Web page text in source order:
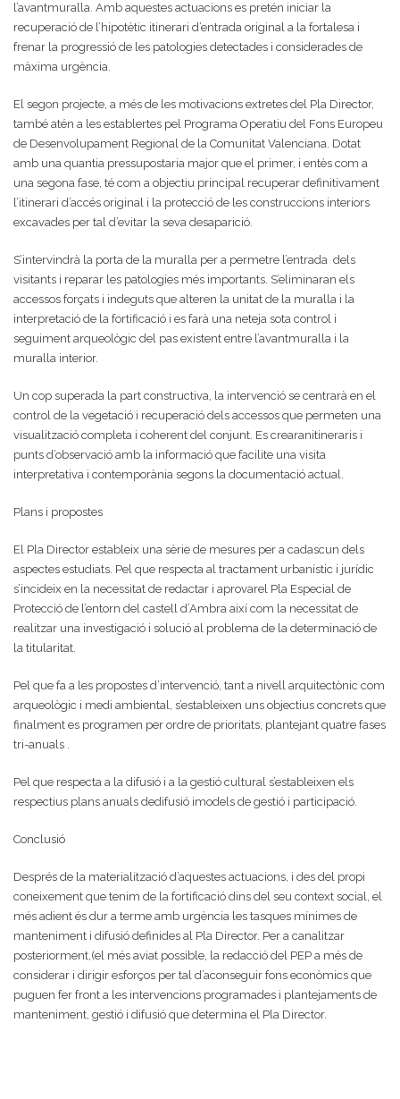
l’avantmuralla. Amb aquestes actuacions es pretén iniciar la
recuperació de l’hipotètic itinerari d’entrada original a la fortalesa i
frenar la progressió de les patologies detectades i considerades de
màxima urgència.
El segon projecte, a més de les motivacions extretes del Pla Director,
també atén a les establertes pel Programa Operatiu del Fons Europeu
de Desenvolupament Regional de la Comunitat Valenciana. Dotat
amb una quantia pressupostaria major que el primer, i entès com a
una segona fase, té com a objectiu principal recuperar definitivament
l’itinerari d’accés original i la protecció de les construccions interiors
excavades per tal d’evitar la seva desaparició.
S’intervindrà la porta de la muralla per a permetre l’entrada dels
visitants i reparar les patologies més importants. S’eliminaran els
accessos forçats i indeguts que alteren la unitat de la muralla i la
interpretació de la fortificació i es farà una neteja sota control i
seguiment arqueològic del pas existent entre l’avantmuralla i la
muralla interior.
Un cop superada la part constructiva, la intervenció se centrarà en el
control de la vegetació i recuperació dels accessos que permeten una
visualització completa i coherent del conjunt. Es crearanitineraris i
punts d’observació amb la informació que facilite una visita
interpretativa i contemporània segons la documentació actual.
Plans i propostes
El Pla Director estableix una sèrie de mesures per a cadascun dels
aspectes estudiats. Pel que respecta al tractament urbanístic i jurídic
s’incideix en la necessitat de redactar i aprovarel Pla Especial de
Protecció de l’entorn del castell d’Ambra així com la necessitat de
realitzar una investigació i solució al problema de la determinació de
la titularitat.
Pel que fa a les propostes d’intervenció, tant a nivell arquitectònic com
arqueològic i medi ambiental, s’estableixen uns objectius concrets que
finalment es programen per ordre de prioritats, plantejant quatre fases
tri-anuals .
Pel que respecta a la difusió i a la gestió cultural s’estableixen els
respectius plans anuals dedifusió imodels de gestió i participació.
Conclusió
Després de la materialització d’aquestes actuacions, i des del propi
coneixement que tenim de la fortificació dins del seu context social, el
més adient és dur a terme amb urgència les tasques mínimes de
manteniment i difusió definides al Pla Director. Per a canalitzar
posteriorment,(el més aviat possible, la redacció del PEP a més de
considerar i dirigir esforços per tal d’aconseguir fons econòmics que
puguen fer front a les intervencions programades i plantejaments de
manteniment, gestió i difusió que determina el Pla Director.